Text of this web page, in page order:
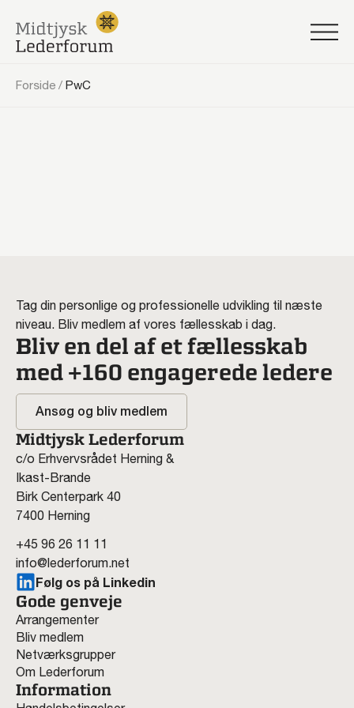
Forside / PwC
Tag din personlige og professionelle udvikling til næste
niveau. Bliv medlem af vores fællesskab i dag.
Bliv en del af et fællesskab
med +160 engagerede ledere
Ansøg og bliv medlem
Midtjysk Lederforum
c/o Erhvervsrådet Herning &
Ikast-Brande
Birk Centerpark 40
7400 Herning
+45 96 26 11 11
info@lederforum.net
Følg os på Linkedin
Gode genveje
Arrangementer
Bliv medlem
Netværksgrupper
Om Lederforum
Information